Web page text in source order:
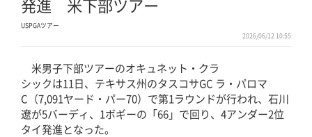
発進 米下部ツアー
USPGAツアー
2026/06/12 10:55
米男子下部ツアーのオキュネット・クラ
シックは11日、テキサス州のタスコサGC ラ・パロマ
C（7,091ヤード・パー70）で第1ラウンドが行われ、石川
遼が5バーディ、1ボギーの「66」で回り、4アンダー2位
タイ発進となった。